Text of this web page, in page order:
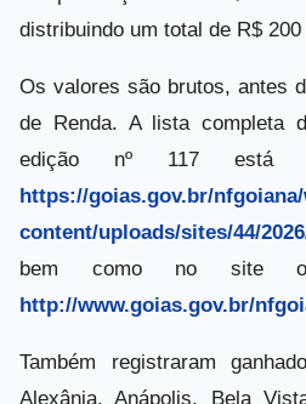
distribuindo um total de R$ 200
Os valores são brutos, antes
de Renda. A lista completa
edição nº 117 está
https://goias.gov.br/
content/uploads/sites/44/
bem como no site
http://www.goias.gov.br/
Também registraram
Alexânia, Anápolis, Bela